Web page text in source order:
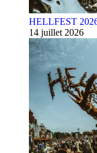
HELLFEST
14 juillet 2026